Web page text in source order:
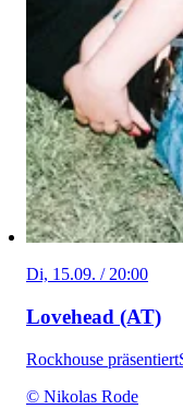
Di, 15.09. / 20:00
Lovehead (AT)
Rockhouse präsentiert
© Nikolas Rode